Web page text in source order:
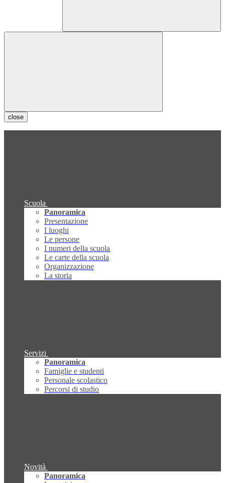
close
Scuola
Panoramica
Presentazione
I luoghi
Le persone
I numeri della scuola
Le carte della scuola
Organizzazione
La storia
Servizi
Panoramica
Famiglie e studenti
Personale scolastico
Percorsi di studio
Novità
Panoramica